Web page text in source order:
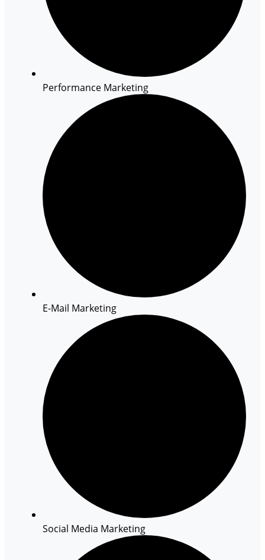
Performance Marketing
E-Mail Marketing
Social Media Marketing